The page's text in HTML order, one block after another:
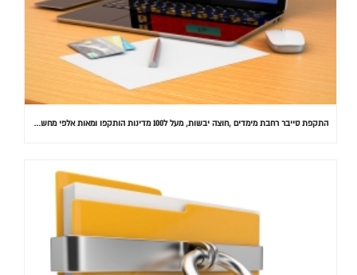
התקפת סייבר רחבת מימדים ,חוצה יבשות, מעל ל100 מדינות הותקפו ומאות אלפי מחשבים נדבקו